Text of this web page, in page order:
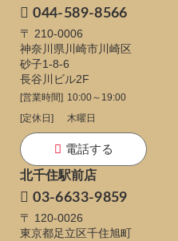
044-589-8566
〒 210-0006
神奈川県川崎市川崎区
砂子1-8-6
長谷川ビル2F
[営業時間] 10:00～19:00
[定休日]
木曜日
電話する
北千住駅前店
03-6633-9859
〒 120-0026
東京都足立区千住旭町